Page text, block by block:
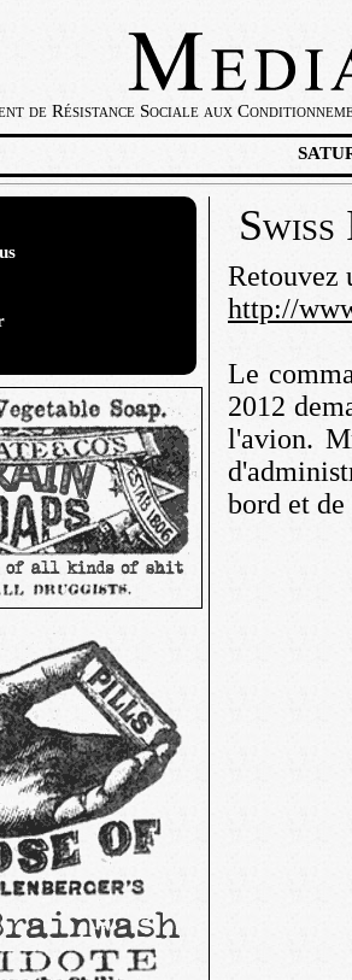
de Résistance Sociale aux
Retouvez
http://
Le
2012
l'avion.
bord et